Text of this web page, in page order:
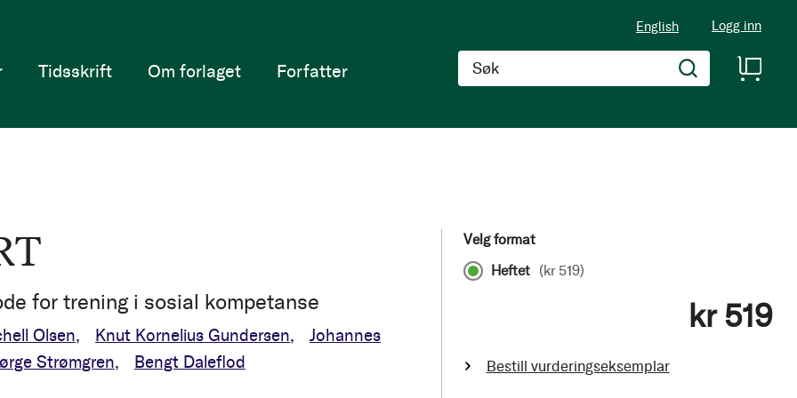
English Logg inn
Søk
Tidsskrift Om forlaget Forfatter
for trening i sosial kompetanse
Olsen Knut Kornelius Gundersen
Johannes
Strømgren Bengt Daleflod
Velg format
Heftet (kr 519)
kr 519
Bestill vurderingseksemplar